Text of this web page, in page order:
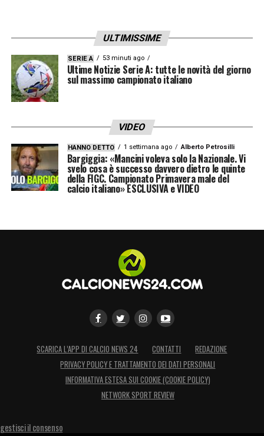
ULTIMISSIME
SERIE A 53 minuti ago
Ultime Notizie Serie A: tutte le novità del giorno
sul massimo campionato italiano
VIDEO
HANNO DETTO 1 settimana ago Alberto Petrosilli
Bargiggia: «Mancini voleva solo la Nazionale. Vi
svelo cosa è successo davvero dietro le quinte
della FIGC. Campionato Primavera male del
calcio italiano» ESCLUSIVA e VIDEO
SCARICA L’APP DI CALCIO NEWS 24 CONTATTI
REDAZIONE
PRIVACY POLICY E TRATTAMENTO DEI DATI PERSONALI
INFORMATIVA ESTESA SUI COOKIE (COOKIE POLICY)
NETWORK SPORT REVIEW
gestisci il consenso